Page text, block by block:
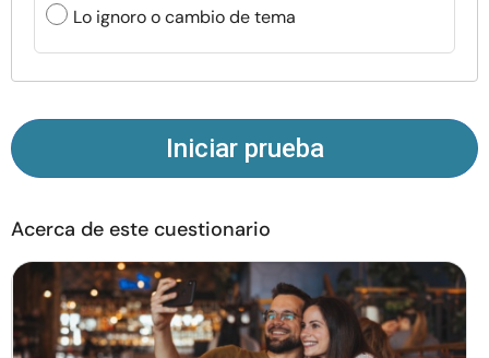
Idioma
Sobre nosotros Contáctanos Escríbenos
Publicidad con
© Copyright 2026. Todos los derechos reservados.
Lo ignoro o cambio de tema
Iniciar prueba
Acerca de este cuestionario